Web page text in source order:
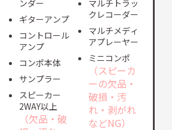
ンダー
ギターアンプ
コントロール
アンプ
コンポ本体
サンプラー
スピーカー
2WAY以上
（欠品・破
マルチトラッ
クレコーダー
マルチメディ
アプレーヤー
ミニコンポ
（スピーカ
ーの欠品・
破損・汚
れ・剥がれ
などNG）